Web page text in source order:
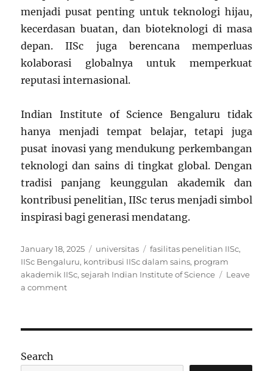
menjadi pusat penting untuk teknologi hijau,
kecerdasan buatan, dan bioteknologi di masa
depan. IISc juga berencana memperluas
kolaborasi globalnya untuk memperkuat
reputasi internasional.
Indian Institute of Science Bengaluru tidak
hanya menjadi tempat belajar, tetapi juga
pusat inovasi yang mendukung perkembangan
teknologi dan sains di tingkat global. Dengan
tradisi panjang keunggulan akademik dan
kontribusi penelitian, IISc terus menjadi simbol
inspirasi bagi generasi mendatang.
Posted
on
January 18, 2025 Categories
universitas Tags
fasilitas penelitian IISc,
IISc Bengaluru, kontribusi IISc dalam sains, program
akademik IISc,sejarah Indian Institute of Science
Leave
a commenton
Bengaluru:
Search